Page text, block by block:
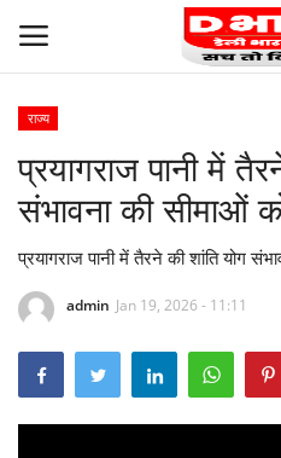
Careers
Terms and Conditions
Privacy
राज्य
प्रयागराज पानी में
संभावना की सीमाओं
प्रयागराज पानी में तैरने की शांति योग
admin Jan 19, 2026 - 11:11